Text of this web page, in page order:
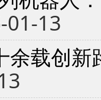
01-13
余载创